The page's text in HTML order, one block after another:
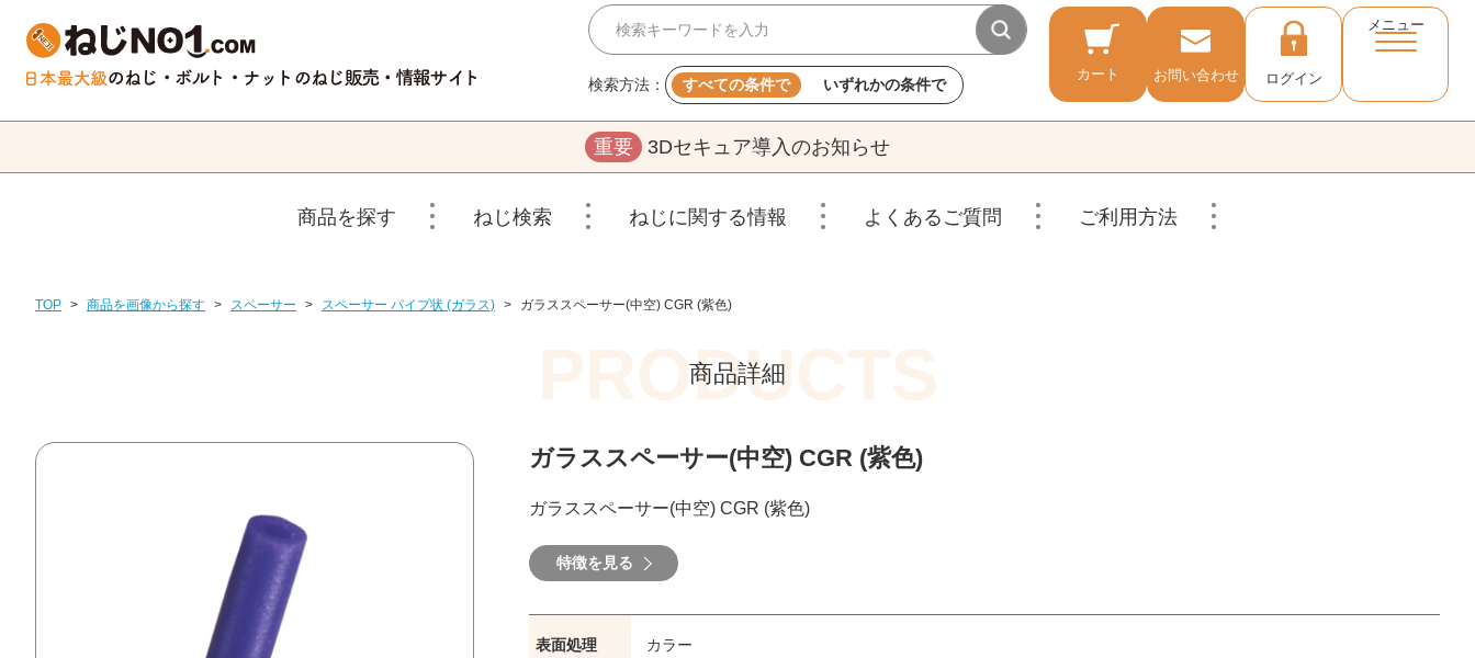
検索方法： すべての条件で いずれかの条件で
カート お問い合わせ ログイン
メニュー
重要 3Dセキュア導入のお知らせ
商品を探す ねじ検索 ねじに関する情報 よくあるご質問 ご利用方法
TOP > 商品を画像から探す > スペーサー > スペーサー パイプ状 (ガラス) > ガラススペーサー(中空) CGR (紫色)
商品詳細
ガラススペーサー(中空) CGR (紫色)
ガラススペーサー(中空) CGR (紫色)
特徴を見る
表面処理 カラー